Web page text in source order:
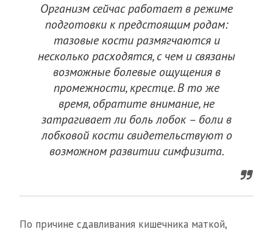
Организм сейчас работает в режиме
подготовки к предстоящим родам:
тазовые кости размягчаются и
несколько расходятся, с чем и связаны
возможные болевые ощущения в
промежности, крестце. В то же
время, обратите внимание, не
затрагивает ли боль лобок – боли в
лобковой кости свидетельствуют о
возможном развитии симфизита.
По причине сдавливания кишечника маткой,